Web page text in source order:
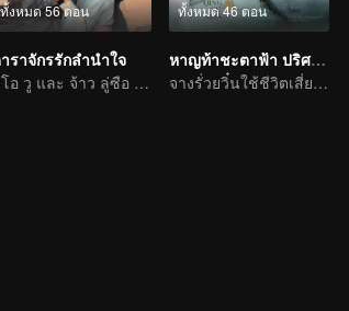
ทั้งหมด 56 ตอน
ราจักรรักลำนำใจ
ลีโอ วู และ จ้าว ลู่ซือ เต็มเปี่ยมด้วยความกระตือรือร้น
ทั้งหมด 46 ตอน
หาญท้าชะตาฟ้า ปริศนายุทธจักร
จางรั่วยวิ๋นใช้ชีวิตเสี่ยงตายในทางราชสำนัก